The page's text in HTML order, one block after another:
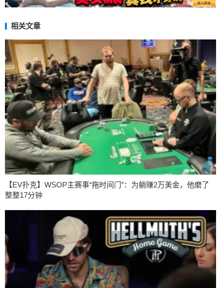
相关文章
【EV扑克】WSOP主赛事“拖时间门”：为躺赚2万美金，他磨了
整整17分钟